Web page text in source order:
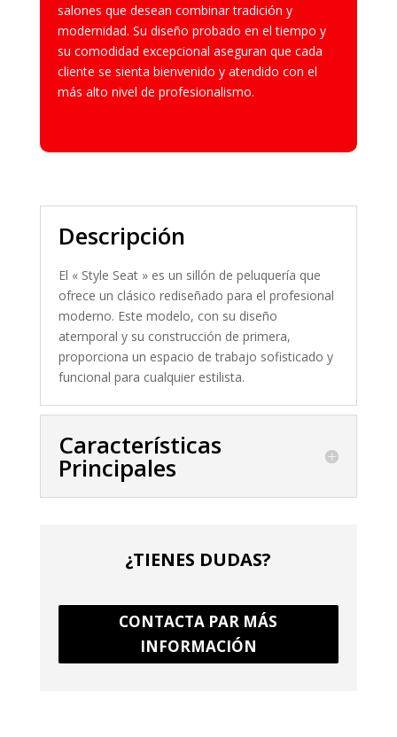
salones que desean combinar tradición y
modernidad. Su diseño probado en el tiempo y
su comodidad excepcional aseguran que cada
cliente se sienta bienvenido y atendido con el
más alto nivel de profesionalismo.
Descripción
El « Style Seat » es un sillón de peluquería que
ofrece un clásico rediseñado para el profesional
moderno. Este modelo, con su diseño
atemporal y su construcción de primera,
proporciona un espacio de trabajo sofisticado y
funcional para cualquier estilista.
Características
Principales
¿TIENES DUDAS?
CONTACTA PAR MÁS
INFORMACIÓN